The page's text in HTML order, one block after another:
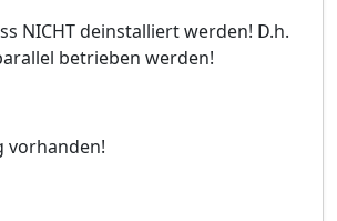
NICHT deinstalliert werden! D.h.
betrieben werden!
vorhanden!